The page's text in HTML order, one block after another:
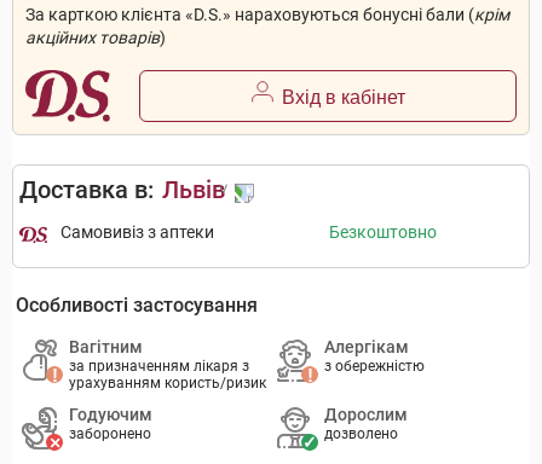
За карткою клієнта «D.S.» нараховуються бонусні бали (крім
акційних товарів)
Вхід в кабінет
Доставка в: Львів
Самовивіз з аптеки Безкоштовно
Особливості застосування
Вагітним
за призначенням лікаря з
урахуванням користь/ризик
Алергікам
з обережністю
Годуючим
заборонено
Дорослим
дозволено